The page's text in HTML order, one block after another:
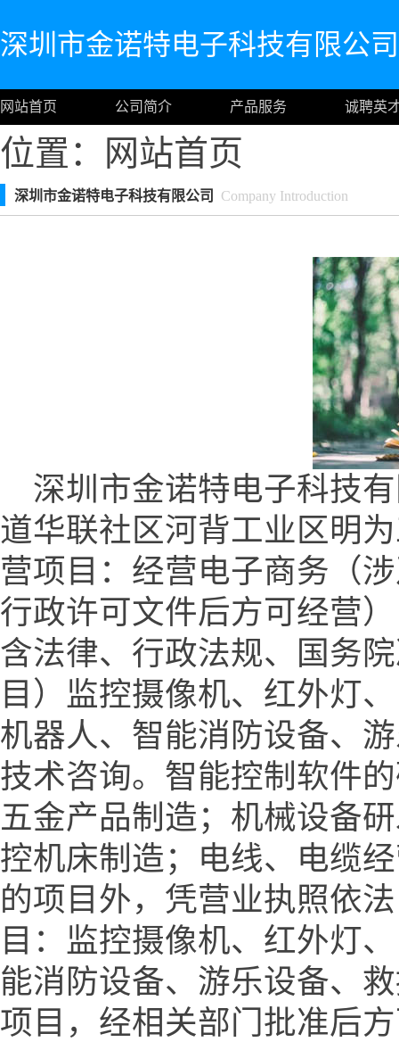
深圳市金诺特电子科技有限公司
网站首页 公司简介 产品服务 诚聘英
位置： 网站首页
深圳市金诺特电子科技有限公司 Company Introduction
深圳市金诺特电子科技
道华联社区河背工业区明
营项目：经营电子商务（
行政许可文件后方可经营
含法律、行政法规、国务
目）监控摄像机、红外灯
机器人、智能消防设备、
技术咨询。智能控制软件
五金产品制造；机械设备
控机床制造；电线、电缆
的项目外，凭营业执照依
目：监控摄像机、红外灯
能消防设备、游乐设备、
项目，经相关部门批准后